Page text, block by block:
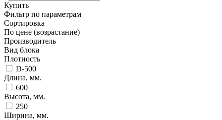
Купить
Фильтр по параметрам
Сортировка
По цене (возрастание)
Производитель
Вид блока
Плотность
D-500
Длина, мм.
600
Высота, мм.
250
Ширина, мм.